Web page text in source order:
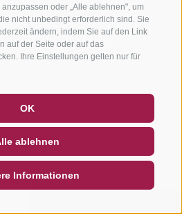
oder „Alle ablehnen", um
nicht unbedingt erforderlich sind. Sie
ändern, indem Sie auf den Link
auf der Seite oder auf das
Ihre Einstellungen gelten nur für
OK
ablehnen
Informationen
WALL WETTER